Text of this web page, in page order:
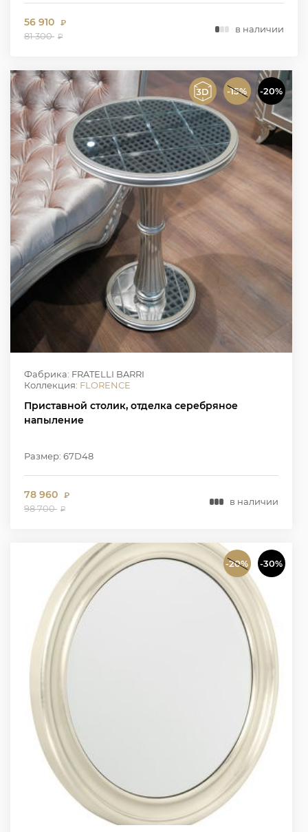
56 910 ₽
81 300 ₽
в наличии
-15% -20%
Фабрика: FRATELLI BARRI
Коллекция: FLORENCE
Приставной столик, отделка серебряное
напыление
Размер: 67D48
78 960 ₽
98 700 ₽
в наличии
-20% -30%